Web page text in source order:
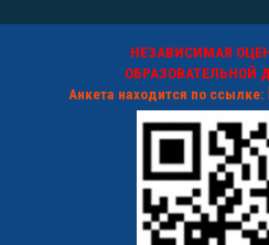
НЕЗАВИСИМАЯ
ОБРАЗОВАТЕЛЬНОЙ
Анкета находится по ссылке: